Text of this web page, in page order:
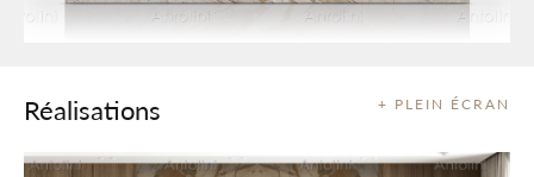
+ PLEIN ÉCRAN
Réalisations